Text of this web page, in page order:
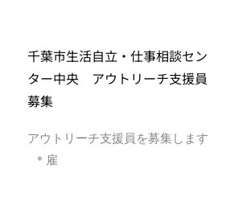
千葉市生活自立・仕事相談セン
ター中央 アウトリーチ支援員
募集
アウトリーチ支援員を募集します
＊雇